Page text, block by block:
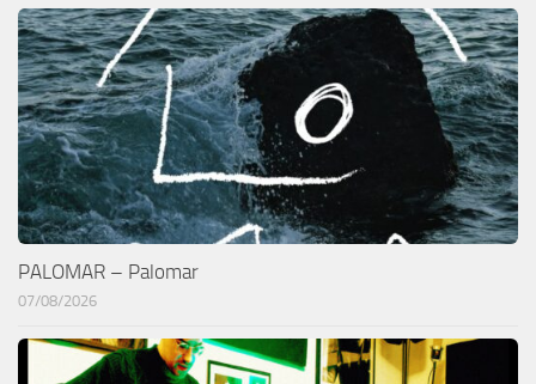
PALOMAR – Palomar
07/08/2026